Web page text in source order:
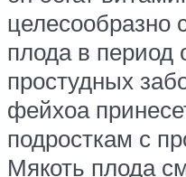
целесообразно
плода в период
простудных
фейхоа
подросткам с
Мякоть плода